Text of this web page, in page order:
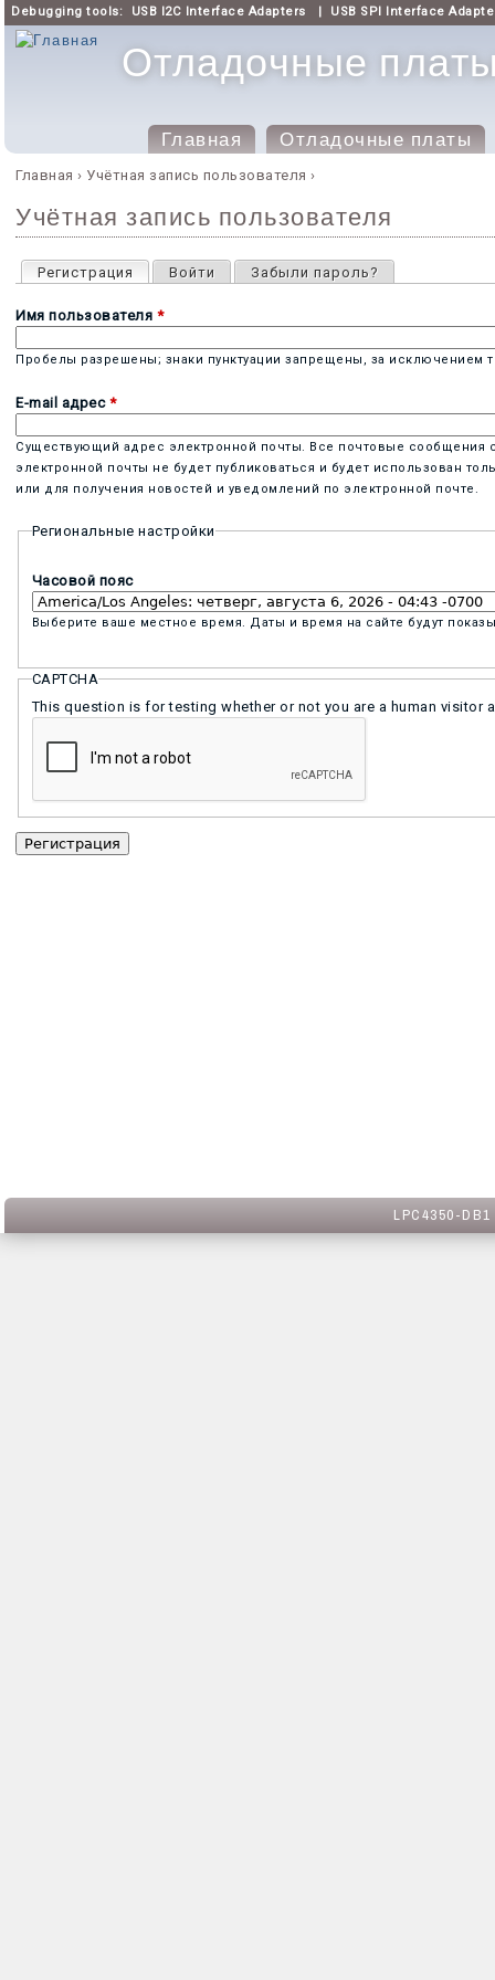
Debugging tools: USB I2C Interface Adapters | USB SPI Interface
Отладочные платы
Главное менюГлавная Отладочные платы
Вы здесь
Главная › Учётная запись пользователя ›
Учётная запись пользователя
Главные вкладки
Регистрация (активная вкладка)
Войти Забыли пароль?
Имя пользователя *
Пробелы разрешены; знаки пунктуации запрещены, за исключением
E-mail адрес *
Существующий адрес электронной почты. Все почтовые сообщения с
электронной почты не будет публиковаться и будет использован
или для получения новостей и уведомлений по электронной почте.
Региональные настройки
Часовой пояс
Выберите ваше местное время. Даты и время на сайте будут
CAPTCHA
This question is for testing whether or not you are a human visitor
LPC4350-